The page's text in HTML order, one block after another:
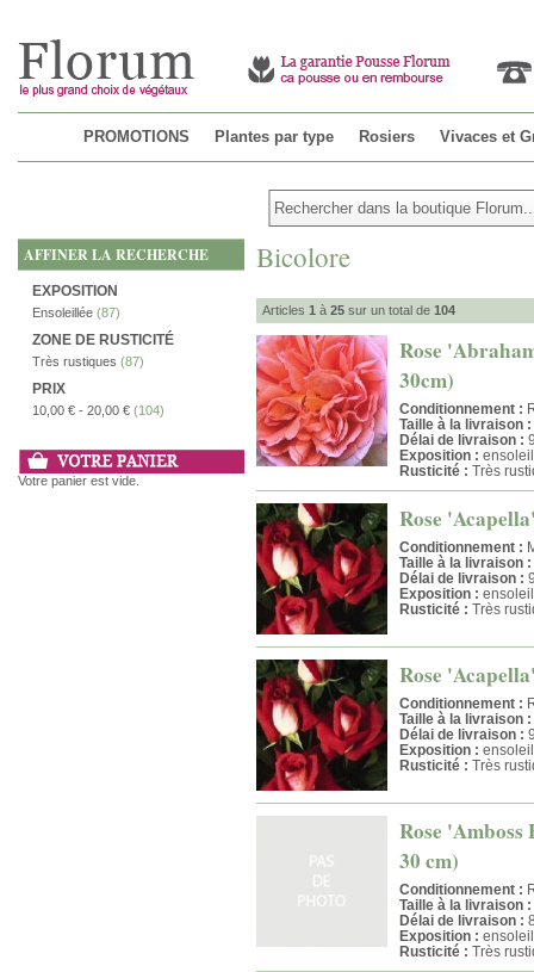
PROMOTIONS Plantes par type Rosiers Vivaces et
AFFINER LA RECHERCHE
EXPOSITION
Ensoleillée (87)
ZONE DE RUSTICITÉ
Très rustiques (87)
PRIX
10,00 € - 20,00 € (104)
Votre panier est vide.
Bicolore
Articles 1 à 25 sur un total de 104
Rose
30cm)
Conditionnement :
Taille à la livraison :
Délai de livraison :
Exposition :
Rusticité : Très
Rose
Conditionnement :
Taille à la livraison :
Délai de livraison :
Exposition :
Rusticité : Très
Rose
Conditionnement :
Taille à la livraison :
Délai de livraison :
Exposition :
Rusticité : Très
Rose 'Amboss
30 cm)
Conditionnement :
Taille à la livraison :
Délai de livraison :
Exposition :
Rusticité : Très